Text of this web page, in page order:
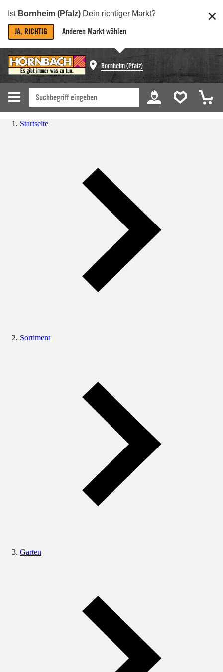
Ist Bornheim (Pfalz) Dein richtiger Markt?
JA, RICHTIG Anderen Markt wählen
Bornheim (Pfalz)
Startseite
Sortiment
Garten